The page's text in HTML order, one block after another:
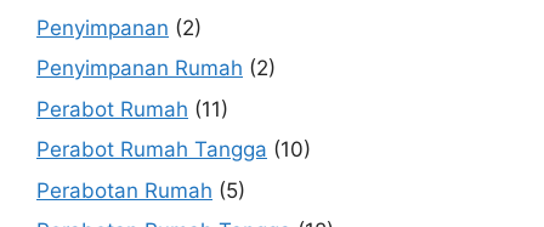
Penyimpanan (2)
Penyimpanan Rumah (2)
Perabot Rumah (11)
Perabot Rumah Tangga (10)
Perabotan Rumah (5)